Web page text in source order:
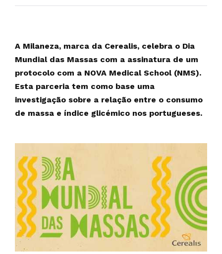
A Milaneza, marca da Cerealis, celebra o Dia
Mundial das Massas com a assinatura de um
protocolo com a NOVA Medical School (NMS).
Esta parceria tem como base uma
investigação sobre a relação entre o consumo
de massa e índice glicémico nos portugueses.